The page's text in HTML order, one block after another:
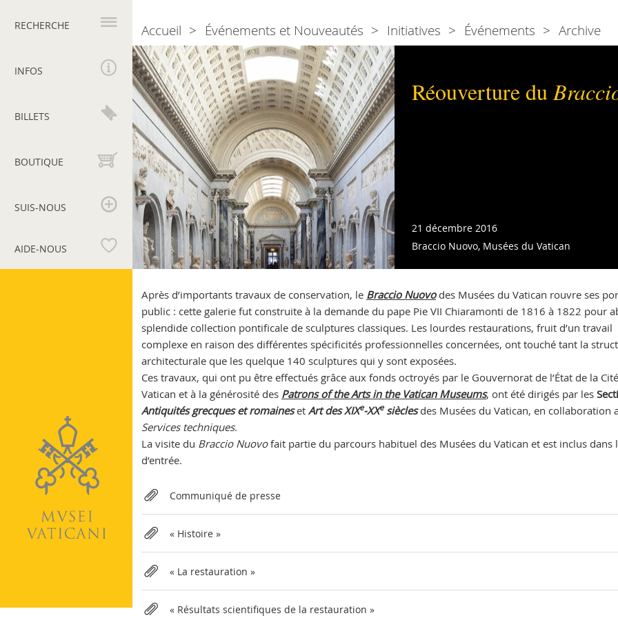
principale
RECHERCHE
INFOS
BILLETS
BOUTIQUE
SUIS-NOUS
AIDE-NOUS
Réouverture
du
Braccio
Nuovo
restauré
Réouverture du
21 décembre 2016
Braccio Nuovo, Musées du Vatican
Après d’importants travaux de conservation, le Braccio Nuovodes Musées du Vatican rouvre ses
public : cette galerie fut construite à la demande du pape Pie VII Chiaramonti de 1816 à 1822 pour
splendide collection pontificale de sculptures classiques. Les lourdes restaurations, fruit d’un travail
complexe en raison des différentes spécificités professionnelles concernées, ont touché tant la
architecturale que les quelque 140 sculptures qui y sont exposées.
Ces travaux, qui ont pu être effectués grâce aux fonds octroyés par le Gouvernorat de l’État de la
Vatican et à la générosité des Patrons of the Arts in the Vatican Museums, ont été dirigés par les
Antiquités grecques et romaineset Art des XIXe-XXesièclesdes Musées du Vatican, en collaboration
Services techniques.
La visite du Braccio Nuovofait partie du parcours habituel des Musées du Vatican et est inclus dans
d’entrée.
RelatedsCommuniqué de presse
« Histoire »
« La restauration »
« Résultats scientifiques de la restauration »
Breadcrumb
Accueil Événements et Nouveautés Initiatives Événements Archive